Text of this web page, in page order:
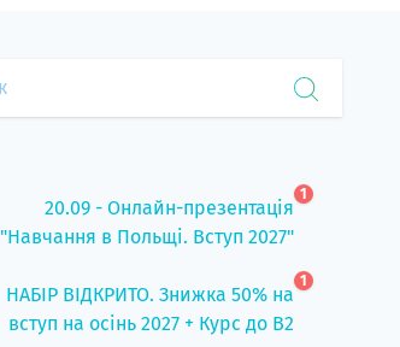
20.09 - Онлайн-презентація
"Навчання в Польщі. Вступ 2027"
1
НАБІР ВІДКРИТО. Знижка 50% на
вступ на осінь 2027 + Курс до B2
1